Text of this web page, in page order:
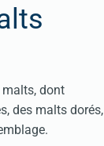
malts, dont
des malts dorés,